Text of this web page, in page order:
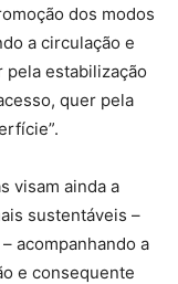
dos modos
a circulação e
estabilização
quer pela
visam ainda a
sustentáveis –
acompanhando a
e consequente